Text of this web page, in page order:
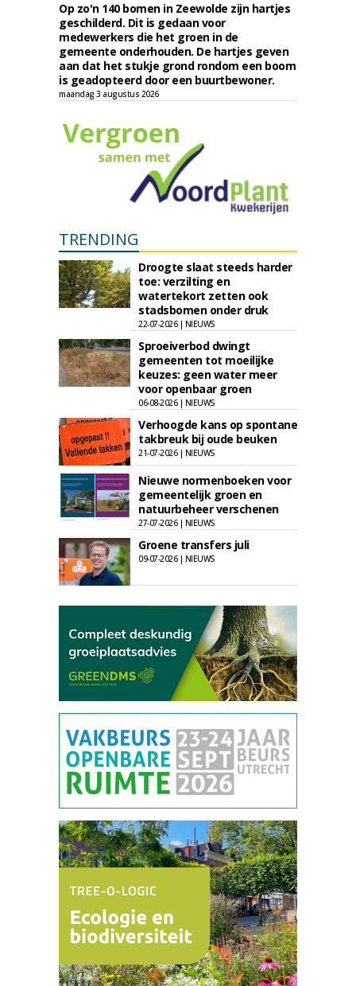
Op zo'n 140 bomen in Zeewolde zijn hartjes
geschilderd. Dit is gedaan voor
medewerkers die het groen in de
gemeente onderhouden. De hartjes geven
aan dat het stukje grond rondom een boom
is geadopteerd door een buurtbewoner.
maandag 3 augustus 2026
TRENDING
Droogte slaat steeds harder
toe: verzilting en
watertekort zetten ook
stadsbomen onder druk
22-07-2026 | NIEUWS
Sproeiverbod dwingt
gemeenten tot moeilijke
keuzes: geen water meer
voor openbaar groen
06-08-2026 | NIEUWS
Verhoogde kans op spontane
takbreuk bij oude beuken
21-07-2026 | NIEUWS
Nieuwe normenboeken voor
gemeentelijk groen en
natuurbeheer verschenen
27-07-2026 | NIEUWS
Groene transfers juli
09-07-2026 | NIEUWS